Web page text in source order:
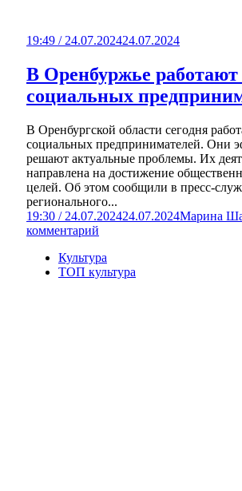
19:49 / 24.07.202424.07.2024
В Оренбуржье работают
социальных
В Оренбургской области сегодня
социальных предпринимателей. Они
решают актуальные проблемы. Их
направлена на достижение
целей. Об этом сообщили в пресс-
регионального...
19:30 / 24.07.202424.07.2024Марина
комментарий
Культура
ТОП культура